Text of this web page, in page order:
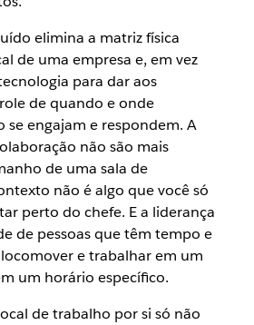
elimina a matriz física
de uma empresa e, em vez
para dar aos
de quando e onde
se engajam e respondem. A
não são mais
de uma sala de
não é algo que você só
perto do chefe. E a liderança
de pessoas que têm tempo e
e trabalhar em um
um horário específico.
de trabalho por si só não